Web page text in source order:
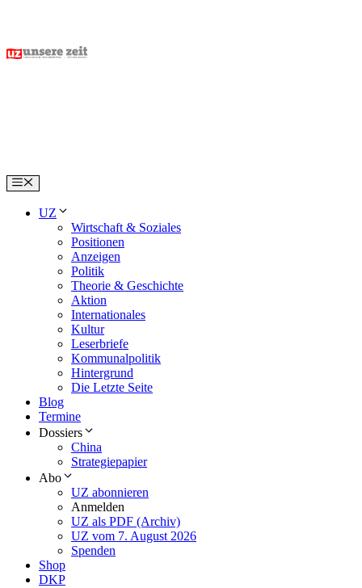
content
Menu
UZ
Wirtschaft & Soziales
Positionen
Anzeigen
Politik
Theorie & Geschichte
Aktion
Internationales
Kultur
Leserbriefe
Kommunalpolitik
Hintergrund
Die Letzte Seite
Blog
Termine
Dossiers
China
Strategiepapier
Abo
UZ abonnieren
Anmelden
UZ als PDF (Archiv)
UZ vom 7. August 2026
Spenden
Shop
DKP